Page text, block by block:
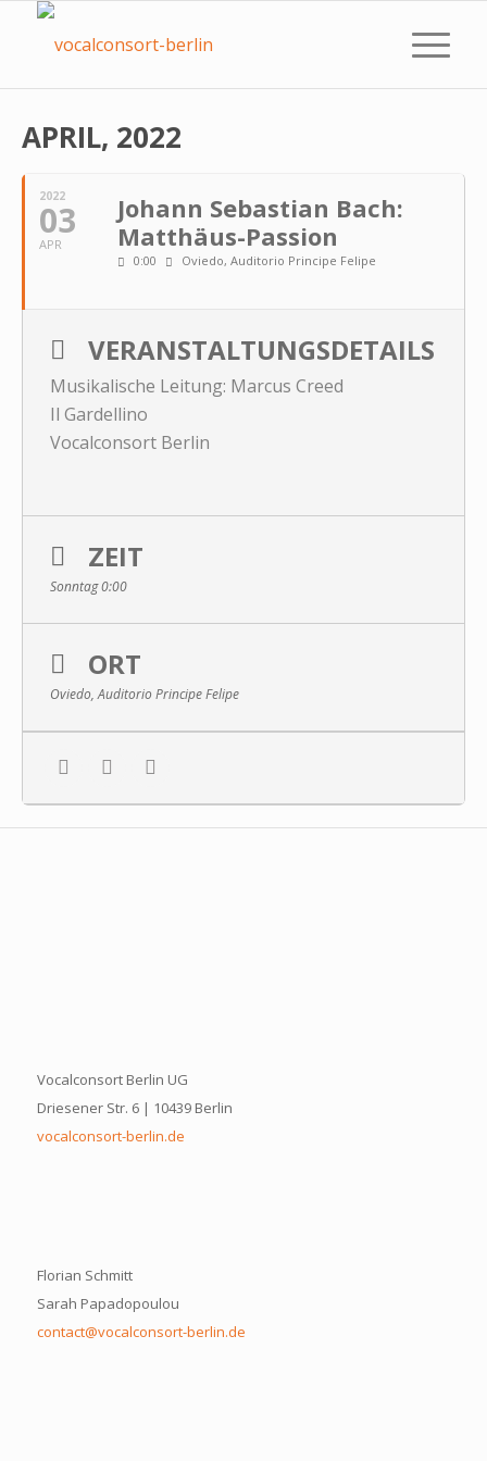
APRIL, 2022
2022
03
APR
Johann Sebastian Bach:
Matthäus-Passion
0:00 Oviedo, Auditorio Principe Felipe
VERANSTALTUNGSDETAILS
Musikalische Leitung: Marcus Creed
Il Gardellino
Vocalconsort Berlin
ZEIT
Sonntag 0:00
ORT
Oviedo, Auditorio Principe Felipe
Vocalconsort Berlin UG
Driesener Str. 6 | 10439 Berlin
vocalconsort-berlin.de
Florian Schmitt
Sarah Papadopoulou
contact@vocalconsort-berlin.de